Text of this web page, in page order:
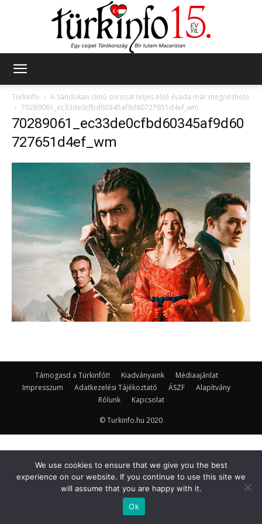
Türkinfo
A Sandokan című sorozat teljes első évada már megnézhető
70289061_ec33de0cfbd60345af9d60727651d4ef_wm
70289061_ec33de0cfbd60345af9d60
727651d4ef_wm
Támogasd a Türkinfót! Kiadványaink
Médiaajánlat
Impresszum
Adatkezelési Tájékoztató ÁSZF
Alapítvány
Rólunk
Kapcsolat
© Turkinfo.hu 2020
We use cookies to ensure that we give you the best
experience on our website. If you continue to use this site we
will assume that you are happy with it.
Ok